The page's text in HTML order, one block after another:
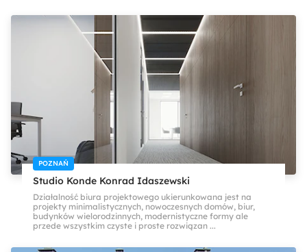
POZNAŃ
Studio Konde Konrad Idaszewski
Działalność biura projektowego ukierunkowana jest na
projekty minimalistycznych, nowoczesnych domów, biur,
budynków wielorodzinnych, modernistyczne formy ale
przede wszystkim czyste i proste rozwiązan ...